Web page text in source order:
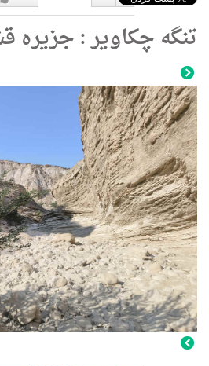
دوست
نداشتن
تنگه چکاویر : جزیره